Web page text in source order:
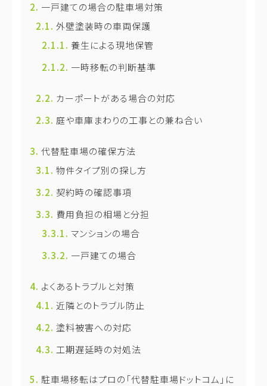
一戸建ての場合の駐車場対策
外壁塗装時の車両保護
養生による現地保管
一時移転の判断基準
カーポートがある場合の対応
庭や車庫まわりの工事との兼ね合い
代替駐車場の確保方法
物件タイプ別の探し方
契約時の確認事項
費用負担の相場と分担
マンションの場合
一戸建ての場合
よくあるトラブルと対策
近隣とのトラブル防止
塗料被害への対応
工期遅延時の対処法
駐車場移転はプロの「代替駐車場ドットコム」に